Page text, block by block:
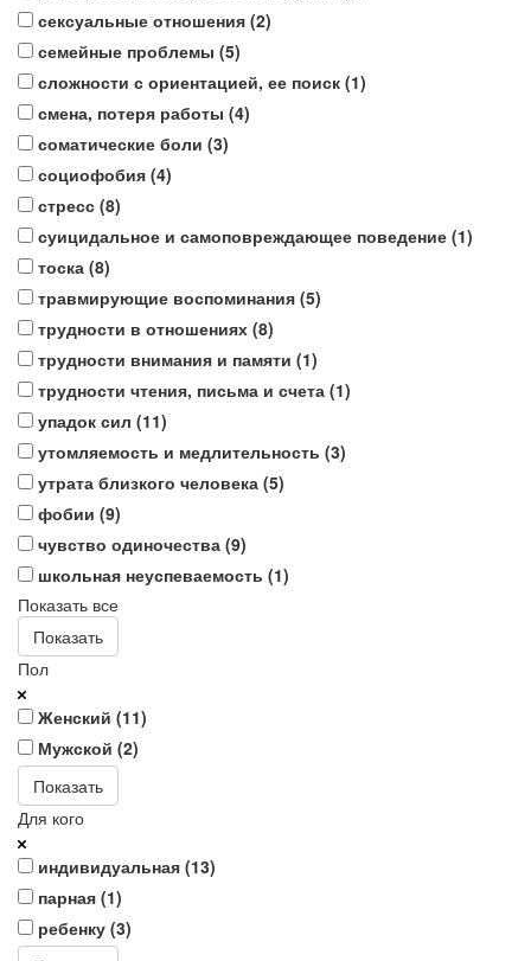
сексуальные отношения (2)
семейные проблемы (5)
сложности с ориентацией, ее поиск (1)
смена, потеря работы (4)
соматические боли (3)
социофобия (4)
стресс (8)
суицидальное и самоповреждающее поведение (1)
тоска (8)
травмирующие воспоминания (5)
трудности в отношениях (8)
трудности внимания и памяти (1)
трудности чтения, письма и счета (1)
упадок сил (11)
утомляемость и медлительность (3)
утрата близкого человека (5)
фобии (9)
чувство одиночества (9)
школьная неуспеваемость (1)
Показать все
Показать
Пол
Женский (11)
Мужской (2)
Показать
Для кого
индивидуальная (13)
парная (1)
ребенку (3)